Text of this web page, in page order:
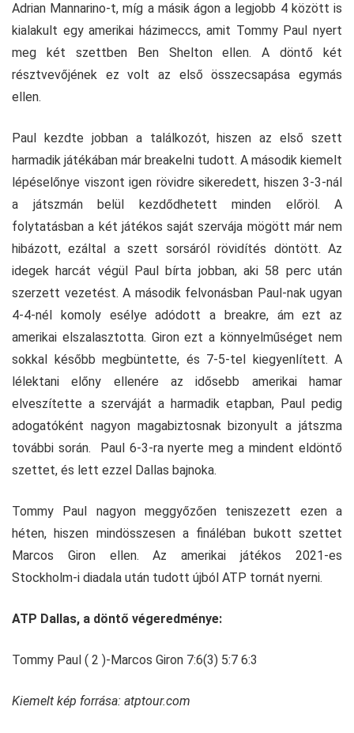
Adrian Mannarino-t, míg a másik ágon a legjobb 4 között is
kialakult egy amerikai házimeccs, amit Tommy Paul nyert
meg két szettben Ben Shelton ellen. A döntő két
résztvevőjének ez volt az első összecsapása egymás
ellen.
Paul kezdte jobban a találkozót, hiszen az első szett
harmadik játékában már breakelni tudott. A második kiemelt
lépéselőnye viszont igen rövidre sikeredett, hiszen 3-3-nál
a játszmán belül kezdődhetett minden előröl. A
folytatásban a két játékos saját szervája mögött már nem
hibázott, ezáltal a szett sorsáról rövidítés döntött. Az
idegek harcát végül Paul bírta jobban, aki 58 perc után
szerzett vezetést. A második felvonásban Paul-nak ugyan
4-4-nél komoly esélye adódott a breakre, ám ezt az
amerikai elszalasztotta. Giron ezt a könnyelműséget nem
sokkal később megbüntette, és 7-5-tel kiegyenlített. A
lélektani előny ellenére az idősebb amerikai hamar
elveszítette a szerváját a harmadik etapban, Paul pedig
adogatóként nagyon magabiztosnak bizonyult a játszma
további során. Paul 6-3-ra nyerte meg a mindent eldöntő
szettet, és lett ezzel Dallas bajnoka.
Tommy Paul nagyon meggyőzően teniszezett ezen a
héten, hiszen mindösszesen a fináléban bukott szettet
Marcos Giron ellen. Az amerikai játékos 2021-es
Stockholm-i diadala után tudott újból ATP tornát nyerni.
ATP Dallas, a döntő végeredménye:
Tommy Paul ( 2 )-Marcos Giron 7:6(3) 5:7 6:3
Kiemelt kép forrása: atptour.com